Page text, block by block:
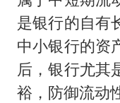
是银行的自有
中小银行的资
后，银行尤其
裕，防御流动